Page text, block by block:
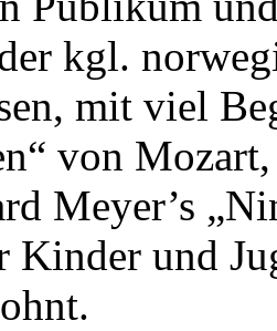
kgl.
mit viel
von
Meyer’s
Kinder und